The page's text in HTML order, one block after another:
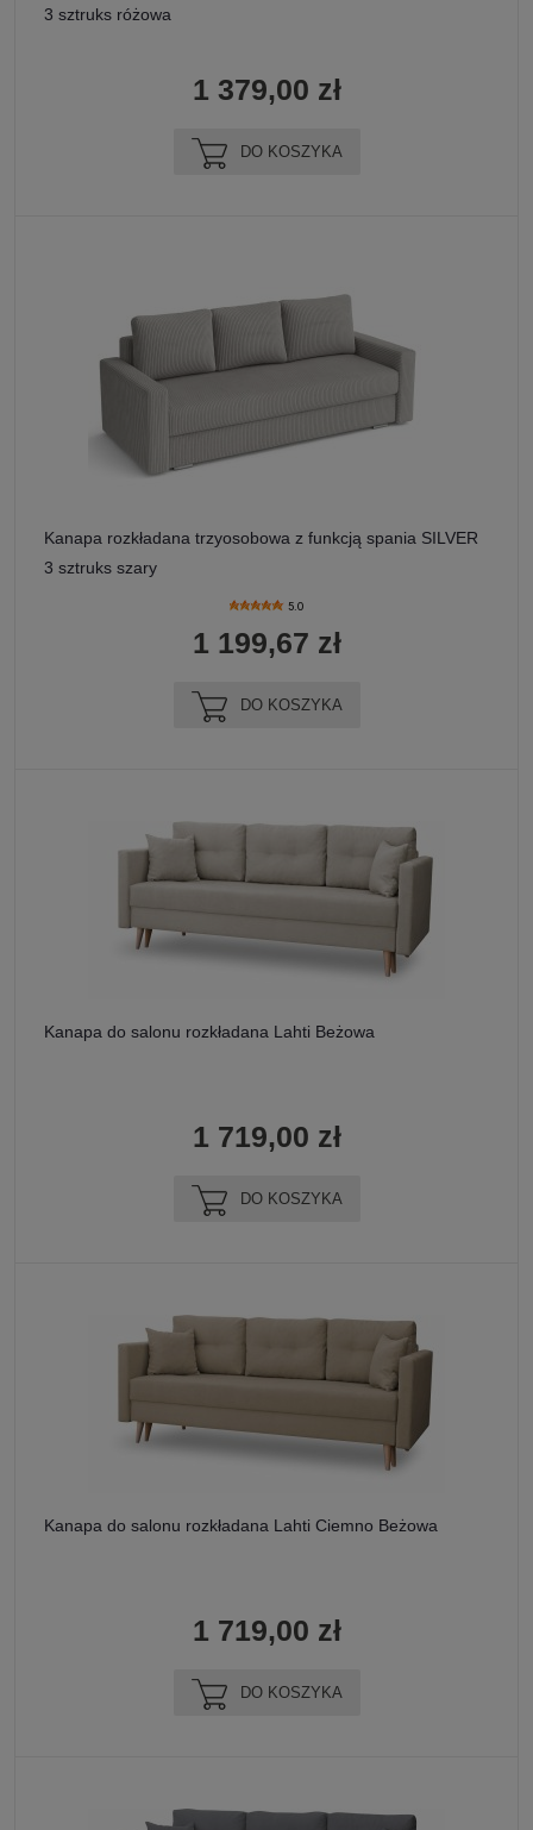
3 sztruks różowa
1 379,00 zł
DO KOSZYKA
Kanapa rozkładana trzyosobowa z funkcją spania SILVER
3 sztruks szary
5.0
1 199,67 zł
DO KOSZYKA
Kanapa do salonu rozkładana Lahti Beżowa
1 719,00 zł
DO KOSZYKA
Kanapa do salonu rozkładana Lahti Ciemno Beżowa
1 719,00 zł
DO KOSZYKA